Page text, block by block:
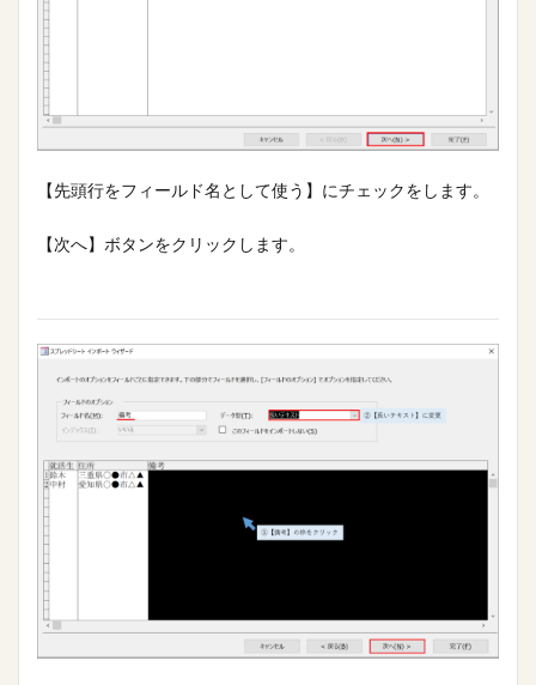
【先頭行をフィールド名として使う】にチェックをします。
【次へ】ボタンをクリックします。